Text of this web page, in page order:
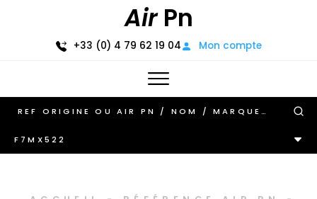
AirPn
+33 (0) 4 79 62 19 04 Mon compte
F7MX522